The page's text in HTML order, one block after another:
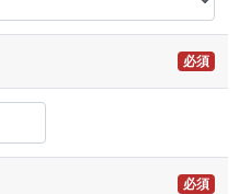
必須
必須